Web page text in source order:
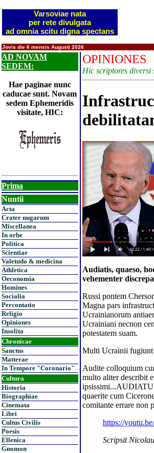
Varsoviae nata
per rete divulgata
ad omnia scitu digna spectans
Jovis die 6 mensis Augusti 2026
AD NOVAM
SEDEM:
Hae paginae nunc
caducae sunt. Novam
sedem Ephemeridis
visitate, HIC:
Prima
Nuntii
Acta
Crater nugarum
Miscellanea
In orbe
Politica
Scientiae
Valetudo & medicina
Athletica
Oeconomia
Homines
Socialia
Percontatio
Religio
Opiniones
Insolita
Chronicae
Sanctus
Matterae
In Tempore "Coronario"
Cultura
Historia
Biographiae
Cinemata
Libri
Cultus Civilis
Poesis
Ellenica
Gnomon
OPINIONES
Hic scriptores diversi
Audiatis, quaeso,
vehementer
Russi pontem
Magna pars
Ucrainianorum
Ucrainiani necnon
potestatem suam.
Multi Ucrainii fugiunt
Audite colloquium
multo aliter describit
quaerite cum
comitante errare non
https://
Scripsit